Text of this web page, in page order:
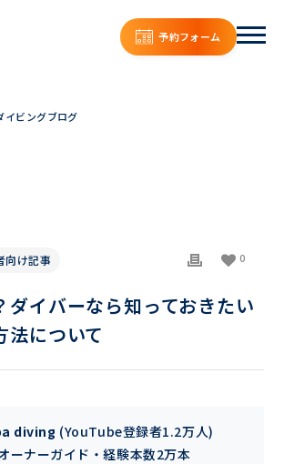
予約フォーム
イビングブログ
向け記事 0
ダイバーなら知っておきたい
法について
diving (YouTube登録者1.2万人)
ーナーガイド・経験本数2万本